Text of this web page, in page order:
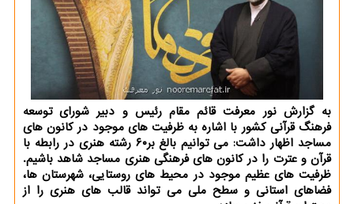
به گزارش نور معرفت قائم مقام رئیس و دبیر شورای توسعه
فرهنگ قرآنی كشور با اشاره به ظرفیت های موجود در كانون های
مساجد اظهار داشت: می توانیم بالغ بر۶۰ رشته هنری در رابطه با
قرآن و عترت را در كانون های فرهنگی هنری مساجد شاهد باشیم.
ظرفیت های عظیم موجود در محیط های روستایی، شهرستان ها،
فضاهای استانی و سطح ملی می تواند قالب های هنری را از